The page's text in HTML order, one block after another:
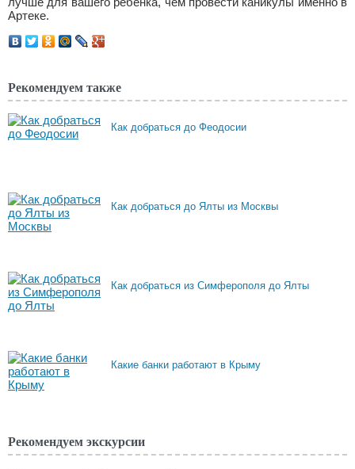
Артеке.
Рекомендуем также
Как добраться до Феодосии
Как добраться до Ялты из Москвы
Как добраться из Симферополя до Ялты
Какие банки работают в Крыму
Рекомендуем экскурсии